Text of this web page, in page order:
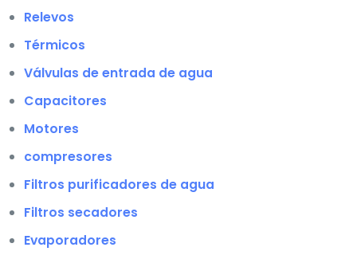
Relevos
Térmicos
Válvulas de entrada de agua
Capacitores
Motores
compresores
Filtros purificadores de agua
Filtros secadores
Evaporadores